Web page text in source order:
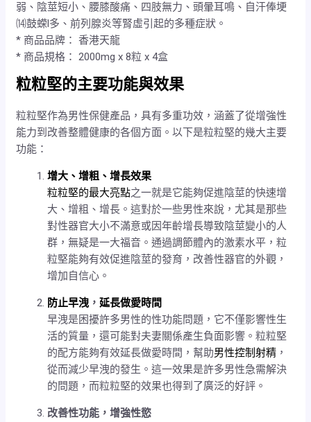
弱、陰莖短小、腰膝酸痛、四肢無力、頭暈耳鳴、自汗俸埂
⒁鼓蝾l多、前列腺炎等腎虛引起的多種症狀。
* 商品品牌： 香港天龍
* 商品規格： 2000mg x 8粒 x 4盒
粒粒堅的主要功能與效果
粒粒堅作為男性保健產品，具有多重功效，涵蓋了從增強性
能力到改善整體健康的各個方面。以下是粒粒堅的幾大主要
功能：
增大、增粗、增長效果
粒粒堅的最大亮點之一就是它能夠促進陰莖的快速增
大、增粗、增長。這對於一些男性來說，尤其是那些
對性器官大小不滿意或因年齡增長導致陰莖變小的人
群，無疑是一大福音。通過調節體內的激素水平，粒
粒堅能夠有效促進陰莖的發育，改善性器官的外觀，
增加自信心。
防止早洩 ，延長做愛時間
早洩是困擾許多男性的性功能問題，它不僅影響性生
活的質量，還可能對夫妻關係產生負面影響。粒粒堅
的配方能夠有效延長做愛時間，幫助男性控制射精 ，
從而減少早洩的發生。這一效果是許多男性急需解決
的問題，而粒粒堅的效果也得到了廣泛的好評。
改善性功能，增強性慾